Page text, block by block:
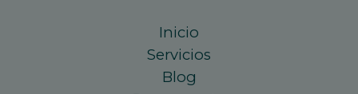
Inicio
Servicios
Blog